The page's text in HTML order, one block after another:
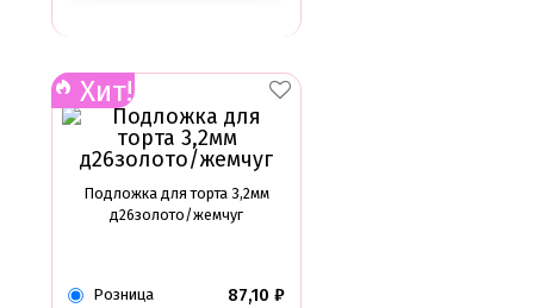
Хит!
Подложка для торта 3,2мм
д26золото/жемчуг
Розница 87,10 ₽